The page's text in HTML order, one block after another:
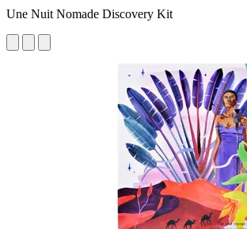
Une Nuit Nomade Discovery Kit